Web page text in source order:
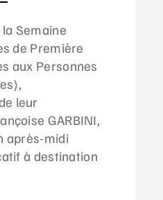
la Semaine
de Première
aux Personnes
leur
GARBINI,
après-midi
à destination